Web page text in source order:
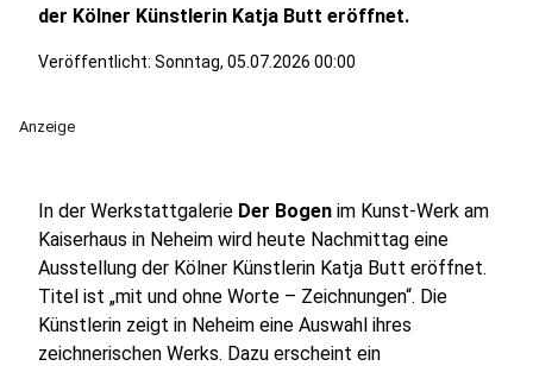
der Kölner Künstlerin Katja Butt eröffnet.
Veröffentlicht: Sonntag, 05.07.2026 00:00
Anzeige
In der Werkstattgalerie Der Bogen im Kunst-Werk am
Kaiserhaus in Neheim wird heute Nachmittag eine
Ausstellung der Kölner Künstlerin Katja Butt eröffnet.
Titel ist „mit und ohne Worte – Zeichnungen“. Die
Künstlerin zeigt in Neheim eine Auswahl ihres
zeichnerischen Werks. Dazu erscheint ein